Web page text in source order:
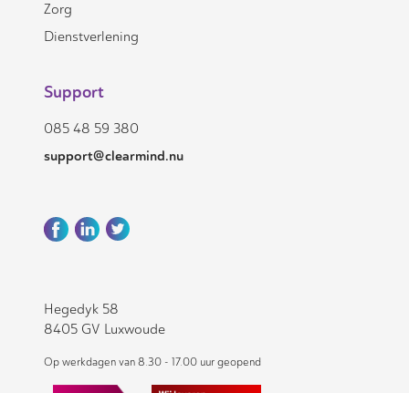
Zorg
Dienstverlening
Support
085 48 59 380
support@clearmind.nu
Hegedyk 58
8405 GV Luxwoude
Op werkdagen van 8.30 - 17.00 uur geopend